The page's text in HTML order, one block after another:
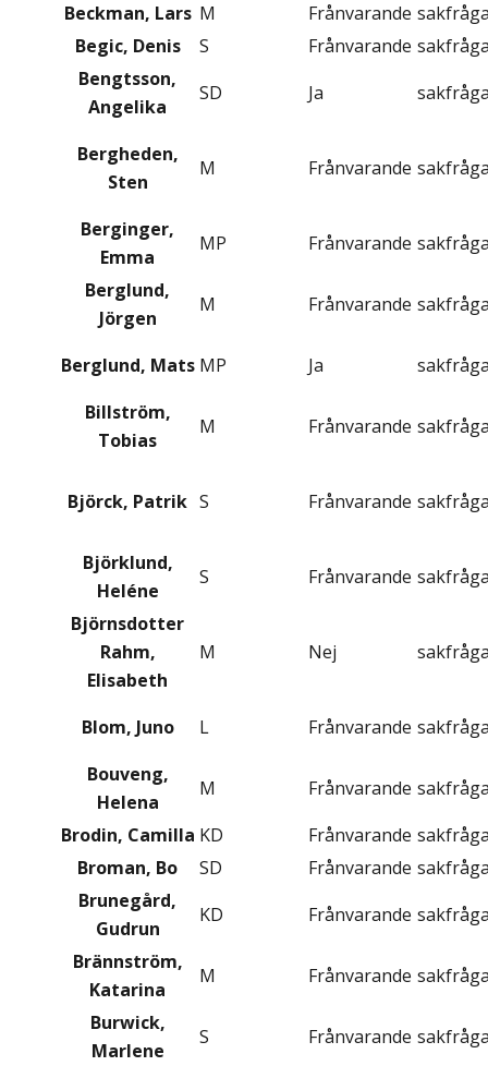
Beckman, Lars M Frånvarande
Begic, Denis
S Frånvarande
Bengtsson,
Angelika
SD Ja
Bergheden,
Sten
M Frånvarande
Berginger,
Emma
MP Frånvarande
Berglund,
Jörgen
M Frånvarande
Berglund, Mats MP Ja
Billström,
Tobias
M Frånvarande
Björck, Patrik S Frånvarande
Björklund,
Heléne
S Frånvarande
Björnsdotter
Rahm,
Elisabeth
M Nej
Blom, Juno L Frånvarande
Bouveng,
Helena
M Frånvarande
Brodin, Camilla KD Frånvarande
Broman, Bo
SD Frånvarande
Brunegård,
Gudrun
KD Frånvarande
Brännström,
Katarina
M Frånvarande
Burwick,
Marlene
S Frånvarande